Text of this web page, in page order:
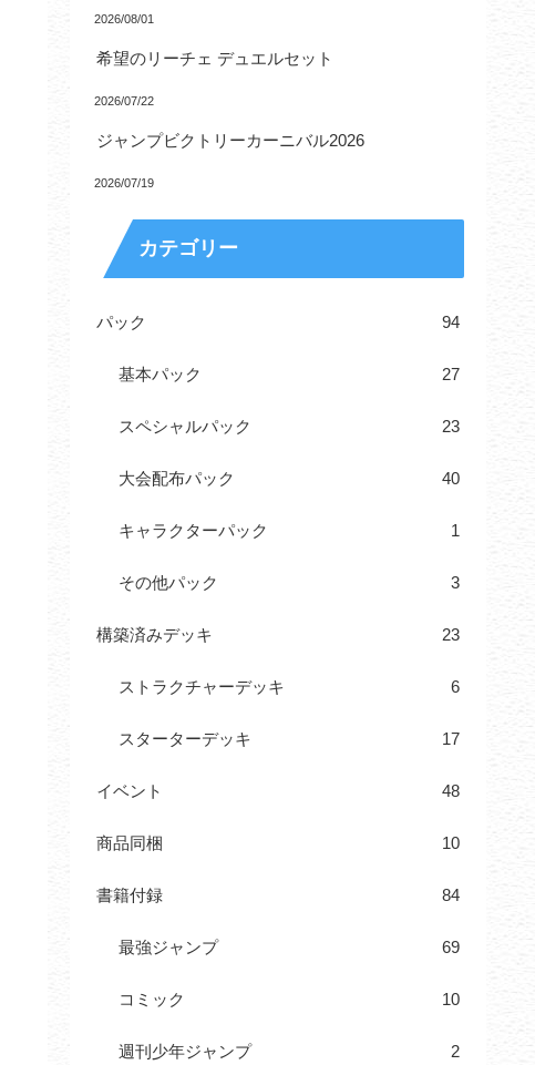
2026/08/01
希望のリーチェ デュエルセット
2026/07/22
ジャンプビクトリーカーニバル2026
2026/07/19
カテゴリー
パック 94
基本パック 27
スペシャルパック 23
大会配布パック 40
キャラクターパック 1
その他パック 3
構築済みデッキ 23
ストラクチャーデッキ 6
スターターデッキ 17
イベント 48
商品同梱 10
書籍付録 84
最強ジャンプ 69
コミック 10
週刊少年ジャンプ 2